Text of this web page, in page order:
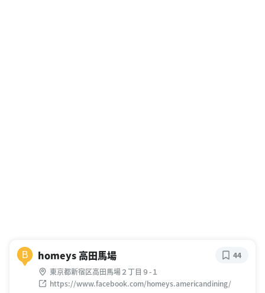
B homeys 高田馬場
東京都新宿区高田馬場２丁目９-１
https://www.facebook.com/homeys.americandining/
44